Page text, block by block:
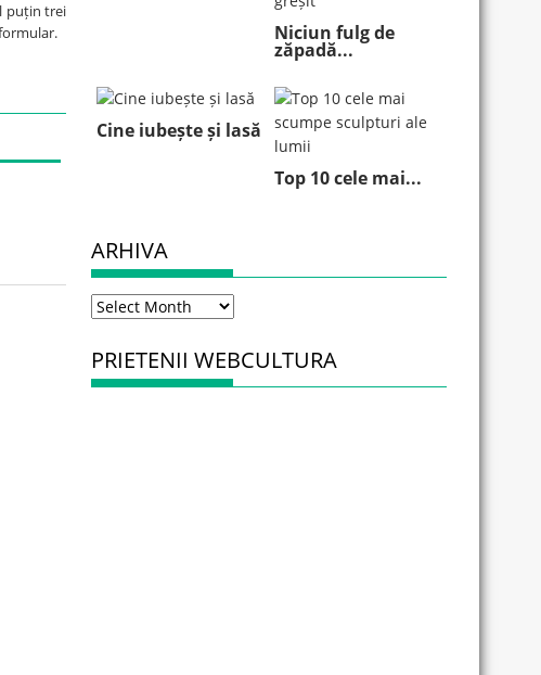
puțin trei
Niciun fulg de
zăpadă...
Cine iubește și lasă
Top 10 cele mai...
ARHIVA
Arhiva
PRIETENII WEBCULTURA